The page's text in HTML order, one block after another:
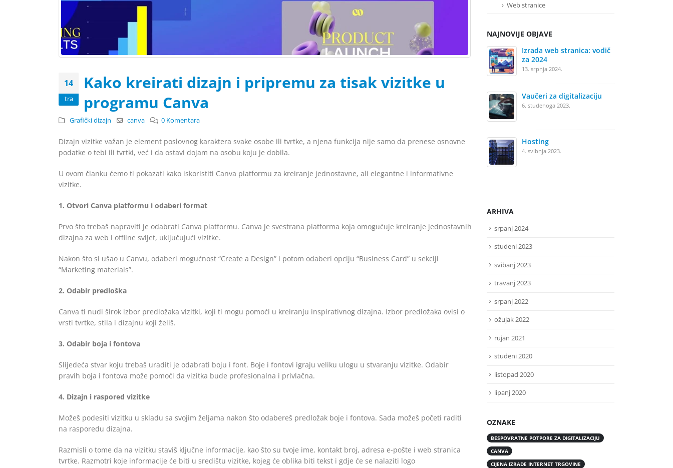
14
tra
​​Kako kreirati dizajn i pripremu za tisak vizitke u
programu Canva
Grafički dizajn canva 0 Komentara
​Dizajn vizitke važan je element poslovnog karaktera svake osobe ili tvrtke, a njena funkcija nije samo da prenese osnovne
podatke o tebi ili tvrtki, već i da ostavi dojam na osobu koju je dobila.
U ovom članku ćemo ti pokazati kako iskoristiti Canva platformu za kreiranje jednostavne, ali elegantne i informativne
vizitke.
1. Otvori Canva platformu i odaberi format
Prvo što trebaš napraviti je odabrati Canva platformu. Canva je svestrana platforma koja omogućuje kreiranje jednostavnih
dizajna za web i offline svijet, uključujući vizitke.
Nakon što si ušao u Canvu, odaberi mogućnost “Create a Design” i potom odaberi opciju “Business Card” u sekciji
“Marketing materials”.
2. Odabir predloška
Canva ti nudi širok izbor predložaka vizitki, koji ti mogu pomoći u kreiranju inspirativnog dizajna. Izbor predložaka ovisi o
vrsti tvrtke, stila i dizajnu koji želiš.
3. Odabir boja i fontova
Slijedeća stvar koju trebaš uraditi je odabrati boju i font. Boje i fontovi igraju veliku ulogu u stvaranju vizitke. Odabir
pravih boja i fontova može pomoći da vizitka bude profesionalna i privlačna.
4. Dizajn i raspored vizitke
Možeš podesiti vizitku u skladu sa svojim željama nakon što odabereš predložak boje i fontova. Sada možeš početi raditi
na rasporedu dizajna.
Razmisli o tome da na vizitku staviš ključne informacije, kao što su tvoje ime, kontakt broj, adresa e-pošte i web stranica
tvrtke. Razmotri koje informacije će biti u središtu vizitke, kojeg će oblika biti tekst i gdje će se nalaziti lo​go​
Web stranice
NAJNOVIJE OBJAVE
Izrada web stranica: vodič
za 2024
13. srpnja 2024.
Vaučeri za digitalizaciju
6. studenoga 2023.
Hosting
4. svibnja 2023.
ARHIVA
srpanj 2024
studeni 2023
svibanj 2023
travanj 2023
srpanj 2022
ožujak 2022
rujan 2021
studeni 2020
listopad 2020
lipanj 2020
OZNAKE
BESPOVRATNE POTPORE ZA DIGITALIZACIJU
CANVA
CIJENA IZRADE INTERNET TRGOVINE